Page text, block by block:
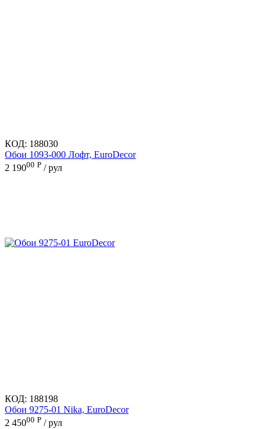
КОД: 188030
Обои 1093-000 Лофт, EuroDecor
2 19000 Р / рул
КОД: 188198
Обои 9275-01 Nika, EuroDecor
2 45000 Р / рул